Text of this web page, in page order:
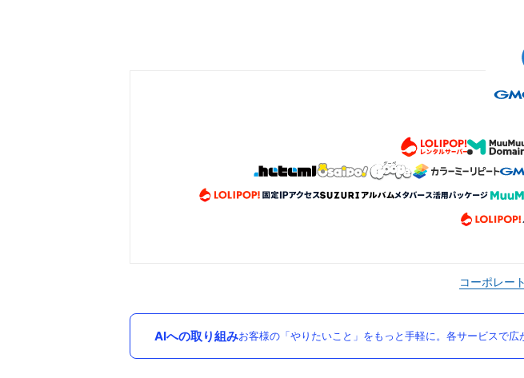
コーポレー
AIへの取り組みお客様の「やりたいこと」をもっと手軽に。各サービスで